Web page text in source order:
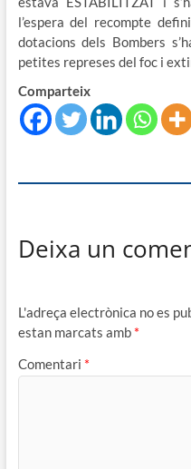
l’espera del recompte
dotacions dels Bombers
petites represes del foc i
Comparteix
Deixa un
L'adreça electrònica no es
estan marcats amb *
Comentari *